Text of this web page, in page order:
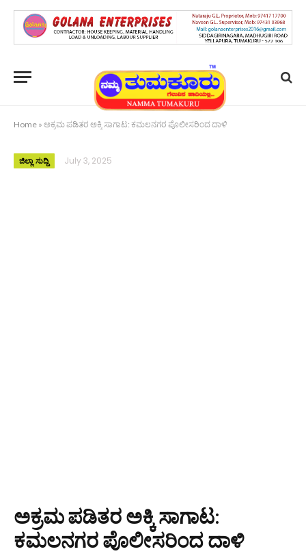
Home » ಅಕ್ರಮ ಪಡಿತರ ಅಕ್ಕಿ ಸಾಗಾಟ: ಕಮಲನಗರ ಪೊಲೀಸರಿಂದ ದಾಳಿ
ಜಿಲ್ಲಾ ಸುದ್ದಿ July 3, 2025
ಅಕ್ರಮ ಪಡಿತರ ಅಕ್ಕಿ ಸಾಗಾಟ:
ಕಮಲನಗರ ಪೊಲೀಸರಿಂದ ದಾಳಿ